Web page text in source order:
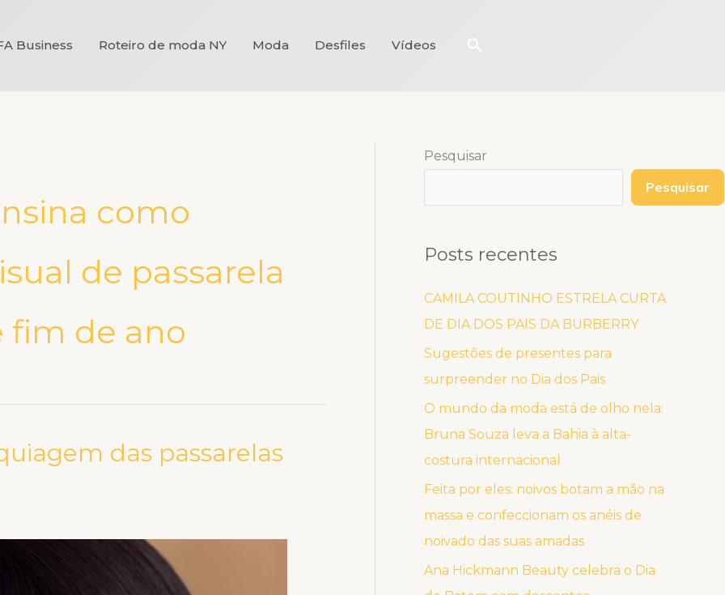
Business Roteiro de moda NY Moda Desfiles Vídeos Pesquisar
como
de passarela
fim de ano
das passarelas
Pesquisar
Pesquisar
Posts recentes
CAMILA COUTINHO ESTRELA CURTA
DE DIA DOS PAIS DA BURBERRY
Sugestões de presentes para
surpreender no Dia dos Pais
O mundo da moda está de olho nela:
Bruna Souza leva a Bahia à alta-
costura internacional
Feita por eles: noivos botam a mão na
massa e confeccionam os anéis de
noivado das suas amadas
Ana Hickmann Beauty celebra o Dia